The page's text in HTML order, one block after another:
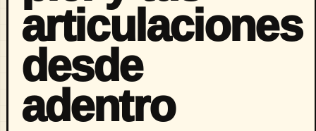
articulaciones
desde
adentro